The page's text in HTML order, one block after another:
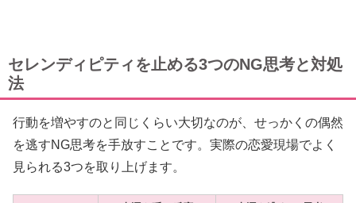
セレンディピティを止める3つのNG思考と対処
法
行動を増やすのと同じくらい大切なのが、せっかくの偶然
を逃すNG思考を手放すことです。実際の恋愛現場でよく
見られる3つを取り上げます。